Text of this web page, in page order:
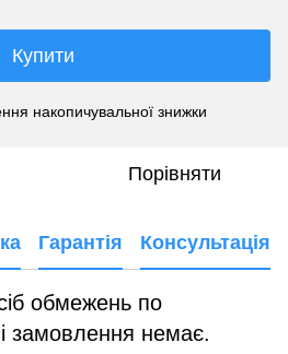
Купити
накопичувальної знижки
Порівняти
Гарантія Консультація
обмежень по
замовлення немає.